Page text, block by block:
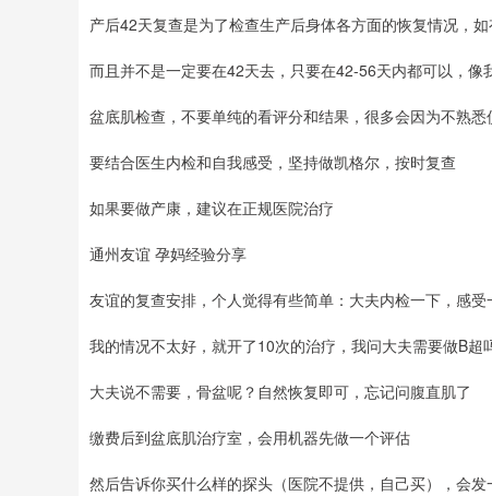
产后42天复查是为了检查生产后身体各方面的恢复情况，
而且并不是一定要在42天去，只要在42-56天内都可以，像
盆底肌检查，不要单纯的看评分和结果，很多会因为不熟
要结合医生内检和自我感受，坚持做凯格尔，按时复查
如果要做产康，建议在正规医院治疗
通州友谊 孕妈经验分享
友谊的复查安排，个人觉得有些简单：大夫内检一下，感
我的情况不太好，就开了10次的治疗，我问大夫需要做B超
大夫说不需要，骨盆呢？自然恢复即可，忘记问腹直肌了
缴费后到盆底肌治疗室，会用机器先做一个评估
然后告诉你买什么样的探头（医院不提供，自己买），会发